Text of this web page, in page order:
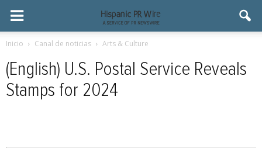
Inicio Canal de noticias Arts & Culture
(English) U.S. Postal Service Reveals
Stamps for 2024